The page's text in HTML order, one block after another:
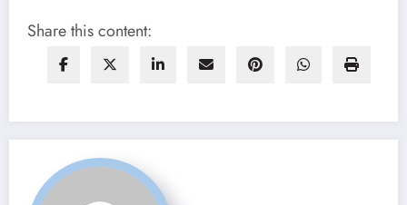
Share this content: